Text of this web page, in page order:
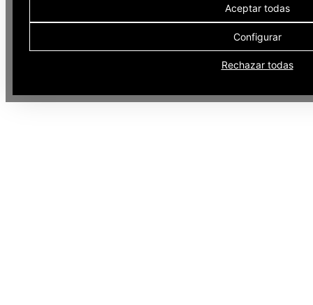
Aceptar todas
Configurar
Rechazar todas